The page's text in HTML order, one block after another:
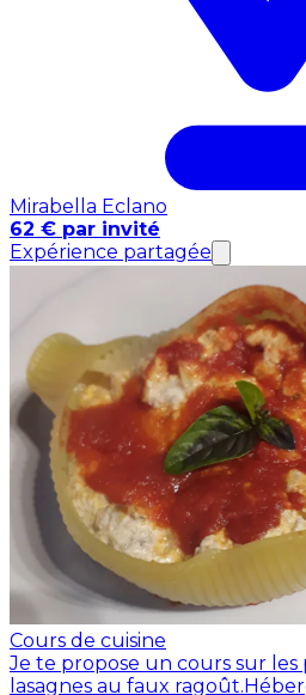
Mirabella Eclano
62 € par invité
Expérience partagée
Cours de cuisine
Je te propose un cours sur les
lasagnes au faux ragoût.